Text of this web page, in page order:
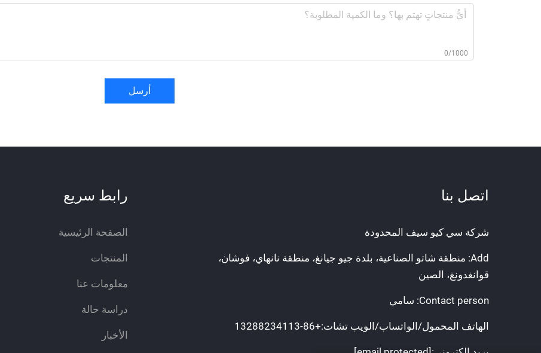
0/1000
أرسل
اتصل بنا
شركة سي كيو سيف المحدودة
Add: منطقة شاتو الصناعية، بلدة جيو جيانغ، منطقة نانهاي، فوشان،
قوانغدونغ، الصين
Contact person: سامي
الهاتف المحمول/الواتساب/الويب تشات:+86-13288234113
رابط سريع
الصفحة الرئيسية
المنتجات
معلومات عنا
دراسة حالة
الأخبار